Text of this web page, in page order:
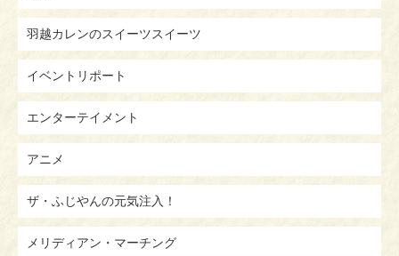
羽越カレンのスイーツスイーツ
イベントリポート
エンターテイメント
アニメ
ザ・ふじやんの元気注入！
メリディアン・マーチング